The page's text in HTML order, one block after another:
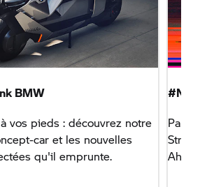
BMW
vos pieds : découvrez notre
car et les nouvelles
qu'il emprunte.
Ahead